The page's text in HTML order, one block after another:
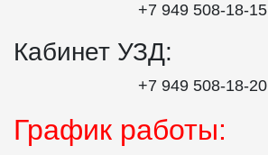
+7 949 508‑18‑15
Кабинет УЗД:
+7 949 508‑18‑20
График работы: